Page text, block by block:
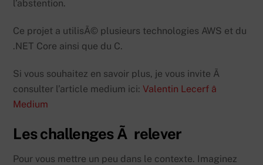
l’abstention.
Ce projet a utilisÃ© plusieurs technologies AWS et du
.NET Core ainsi que du C.
Si vous souhaitez en savoir plus, je vous invite Ã
consulter l’article medium ici: Valentin Lecerf â
Medium
Les challenges Ã relever
Pour vous mettre un peu dans le contexte. Imaginez